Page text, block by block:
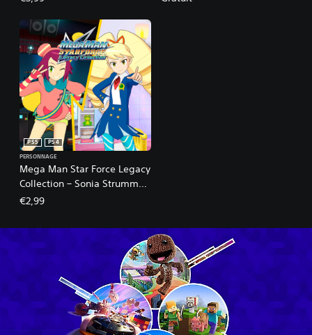
Mega Man Star Force Legacy
Collection – Sonia Strumm
and Luna Platz Character
PS5
PS4
PERSONNAGE
€2,99